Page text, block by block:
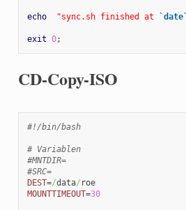
echo "sync.sh finished at `date`
exit 0;
CD-Copy-ISO
#!/bin/bash
# Variablen
#MNTDIR=
#SRC=
DEST=/data/
roe
MOUNTTIMEOUT=30